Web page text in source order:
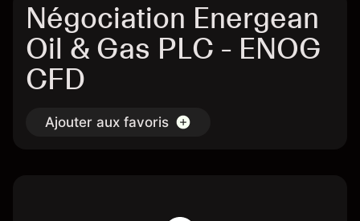
Négociation Energean
Oil & Gas PLC - ENOG
CFD
Ajouter aux favoris